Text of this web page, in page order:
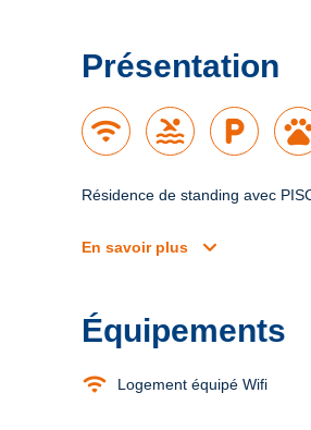
Présentation
wifi pool local_parking
Résidence de standing avec
En savoir plus expand_more
Équipements
wifi Logement équipé Wifi